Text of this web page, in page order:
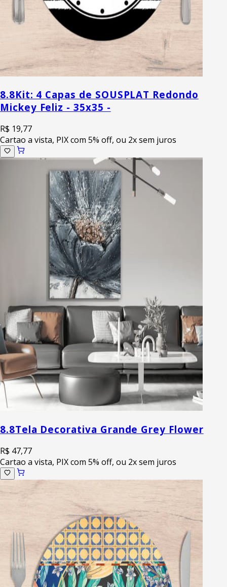
8.8Kit: 4 Capas de SOUSPLAT Redondo
Mickey Feliz - 35x35 -
R$ 19,77
Cartao a vista, PIX com 5% off, ou 2x sem juros
8.8Tela Decorativa Grande Grey Flower
R$ 47,77
Cartao a vista, PIX com 5% off, ou 2x sem juros